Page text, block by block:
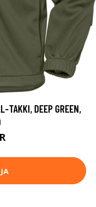
TAKKI, DEEP GREEN,